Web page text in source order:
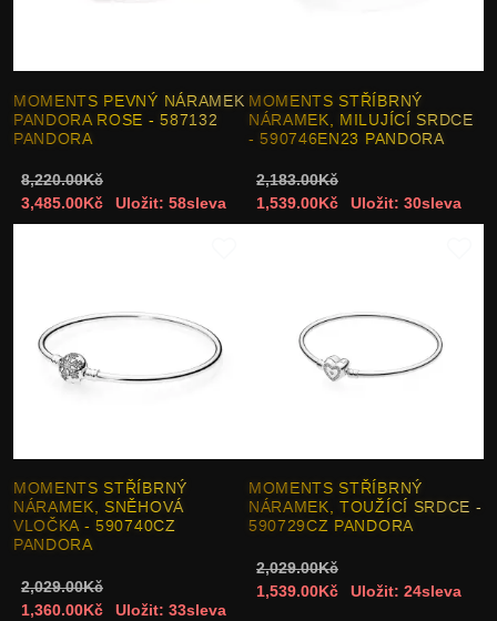
MOMENTS PEVNÝ NÁRAMEK
PANDORA ROSE - 587132
PANDORA
8,220.00Kč
3,485.00Kč
Uložit: 58sleva
MOMENTS STŘÍBRNÝ
NÁRAMEK, MILUJÍCÍ SRDCE
- 590746EN23 PANDORA
2,183.00Kč
1,539.00Kč
Uložit: 30sleva
MOMENTS STŘÍBRNÝ
NÁRAMEK, SNĚHOVÁ
VLOČKA - 590740CZ
PANDORA
2,029.00Kč
1,360.00Kč
Uložit: 33sleva
MOMENTS STŘÍBRNÝ
NÁRAMEK, TOUŽÍCÍ SRDCE -
590729CZ PANDORA
2,029.00Kč
1,539.00Kč
Uložit: 24sleva